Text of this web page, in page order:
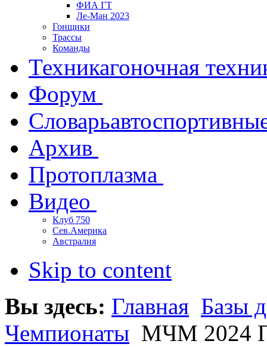
ФИА ГТ
Ле-Ман 2023
Гонщики
Трассы
Команды
Техникагоночная
Форум
Словарь
Архив
Протоплазма
Видео
Клуб 750
Сев.Америка
Австралия
Skip to content
Вы здесь: Главная Базы
Чемпионаты МЧМ 2024